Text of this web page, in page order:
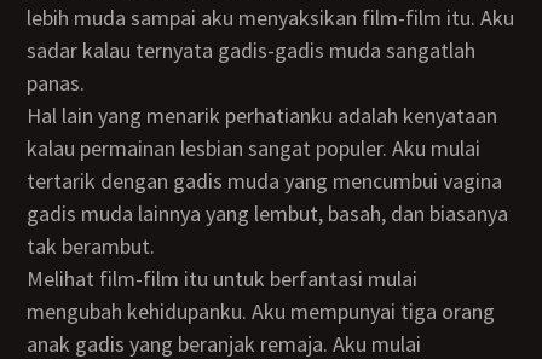
lebih muda sampai aku menyaksikan film-film itu. Aku
sadar kalau ternyata gadis-gadis muda sangatlah
panas.
Hal lain yang menarik perhatianku adalah kenyataan
kalau permainan lesbian sangat populer. Aku mulai
tertarik dengan gadis muda yang mencumbui vagina
gadis muda lainnya yang lembut, basah, dan biasanya
tak berambut.
Melihat film-film itu untuk berfantasi mulai
mengubah kehidupanku. Aku mempunyai tiga orang
anak gadis yang beranjak remaja. Aku mulai